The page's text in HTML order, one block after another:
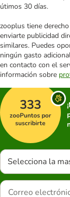
útimos 30 días.
zooplus tiene
enviarte publicidad
similares. Puedes
ningún gasto
en contacto con el
información sobre
333
zooPuntos por
suscribirte
Selecciona la